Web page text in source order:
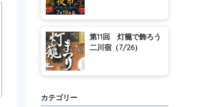
第11回 灯籠で飾ろう
二川宿（7/26）
カテゴリー